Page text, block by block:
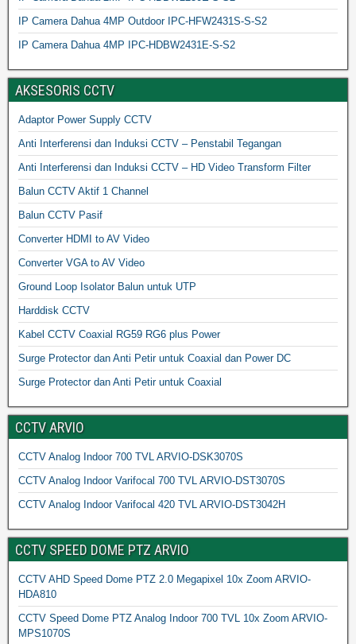
IP Camera Dahua 4MP Outdoor IPC-HFW2431S-S-S2
IP Camera Dahua 4MP IPC-HDBW2431E-S-S2
AKSESORIS CCTV
Adaptor Power Supply CCTV
Anti Interferensi dan Induksi CCTV – Penstabil Tegangan
Anti Interferensi dan Induksi CCTV – HD Video Transform Filter
Balun CCTV Aktif 1 Channel
Balun CCTV Pasif
Converter HDMI to AV Video
Converter VGA to AV Video
Ground Loop Isolator Balun untuk UTP
Harddisk CCTV
Kabel CCTV Coaxial RG59 RG6 plus Power
Surge Protector dan Anti Petir untuk Coaxial dan Power DC
Surge Protector dan Anti Petir untuk Coaxial
CCTV ARVIO
CCTV Analog Indoor 700 TVL ARVIO-DSK3070S
CCTV Analog Indoor Varifocal 700 TVL ARVIO-DST3070S
CCTV Analog Indoor Varifocal 420 TVL ARVIO-DST3042H
CCTV SPEED DOME PTZ ARVIO
CCTV AHD Speed Dome PTZ 2.0 Megapixel 10x Zoom ARVIO-
HDA810
CCTV Speed Dome PTZ Analog Indoor 700 TVL 10x Zoom ARVIO-
MPS1070S